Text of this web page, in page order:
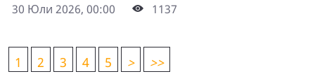
30 Юли 2026, 00:00
1137
1 2 3 4 5 > >>